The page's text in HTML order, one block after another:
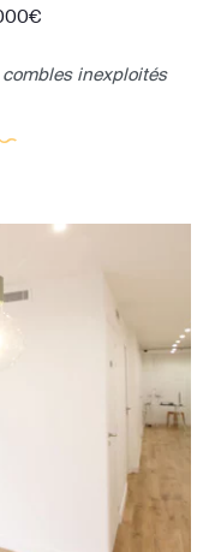
inexploités